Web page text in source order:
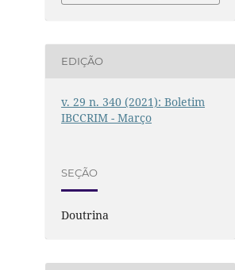
EDIÇÃO
v. 29 n. 340 (2021): Boletim
IBCCRIM - Março
SEÇÃO
Doutrina